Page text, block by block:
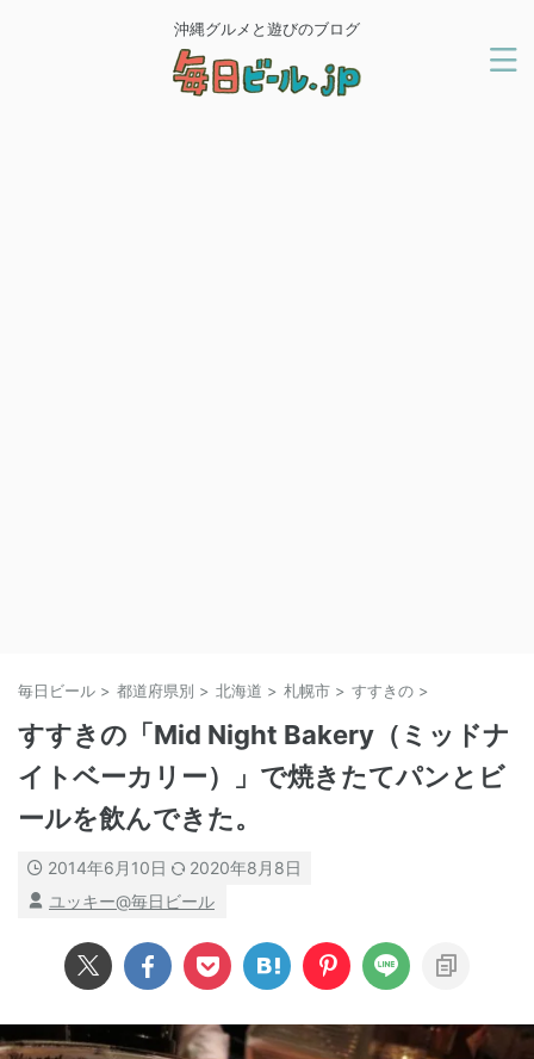
沖縄グルメと遊びのブログ
毎日ビール > 都道府県別 > 北海道 > 札幌市 > すすきの >
すすきの「Mid Night Bakery（ミッドナ
イトベーカリー）」で焼きたてパンとビ
ールを飲んできた。
2014年6月10日
2020年8月8日
ユッキー@毎日ビール